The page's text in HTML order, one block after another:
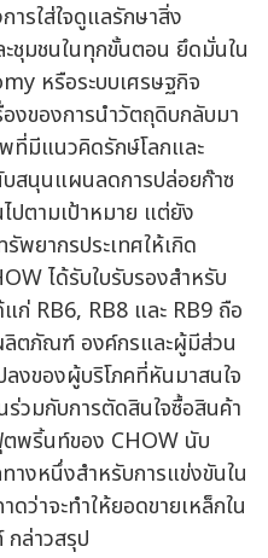
ารใส่ใจดูแลรักษาสิ่ง
ชุมชนในทุกขั้นตอน ยึดมั่นใน
หรือระบบเศรษฐกิจ
งของการนำวัตถุดิบกลับมา
ที่มีแนวคิดรักษ์โลกและ
บสนุนแผนลดการปล่อยก๊าซ
ปตามเป้าหมาย แต่ยัง
พยากรประเทศให้เกิด
ได้รับใบรับรองสำหรับ
ก่ RB6, RB8 และ RB9 ถือ
ลิตภัณฑ์ องค์กรและผู้มีส่วน
งของผู้บริโภคที่หันมาสนใจ
ร่วมกับการตัดสินใจซื้อสินค้า
ตพริ้นท์ของ CHOW นับ
างหนึ่งสำหรับการแข่งขันใน
ว่าจะทำให้ยอดขายเหล็กใน
ล่าวสรุป